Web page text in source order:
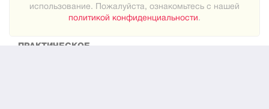
Карта сайта
ПРАКТИЧЕСКОЕ
использование. Пожалуйста, ознакомьтесь с нашей
политикой конфиденциальности.